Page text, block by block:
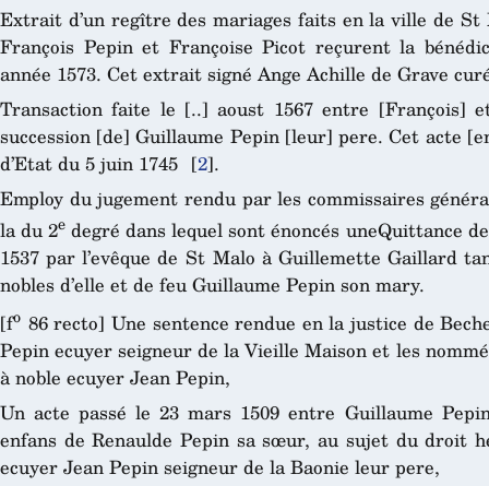
Extrait d’un regître des mariages faits en la ville de St
François Pepin et Françoise Picot reçurent la
année 1573. Cet extrait signé Ange Achille de Grave
Transaction faite le [..] aoust 1567 entre [François]
succession [de] Guillaume Pepin [leur] pere. Cet acte
d’Etat du 5 juin 1745 [2].
Employ du jugement rendu par les commissaires
la du 2e degré dans lequel sont énoncés uneQuittance
1537 par l’evêque de St Malo à Guillemette Gaillard
nobles d’elle et de feu Guillaume Pepin son mary.
[fo 86 recto] Une sentence rendue en la justice de
Pepin ecuyer seigneur de la Vieille Maison et les
à noble ecuyer Jean Pepin,
Un acte passé le 23 mars 1509 entre Guillaume
enfans de Renaulde Pepin sa sœur, au sujet du droit
ecuyer Jean Pepin seigneur de la Baonie leur pere,